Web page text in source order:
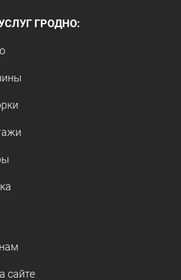
ГРОДНО:
сайте